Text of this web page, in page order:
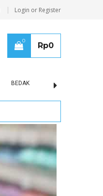
Login or Register
0
Rp0
BEDAK